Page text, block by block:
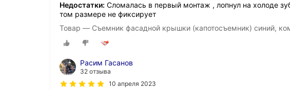
Недостатки: Сломалась в первый монтаж , лопнул на холоде
том размере не фиксирует
Товар — Съемник фасадной крышки (капотосъемник) синий,
Расим Гасанов
32 отзыва
10 апреля 2023